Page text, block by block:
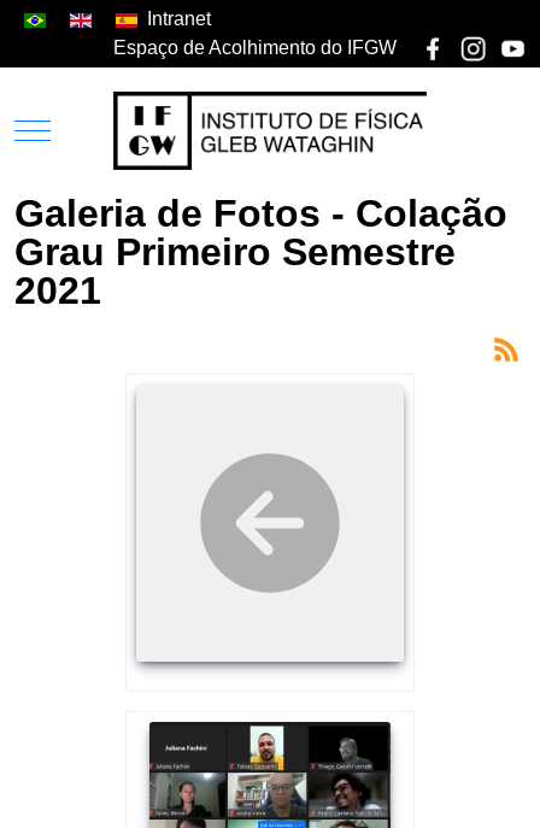
Intranet
Espaço de Acolhimento do IFGW
Galeria de Fotos - Colação
Grau Primeiro Semestre
2021